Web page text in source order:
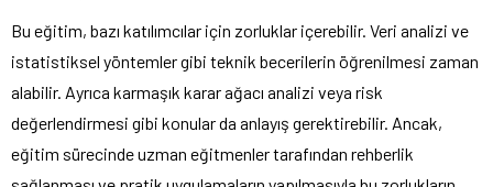
Bu eğitim, bazı katılımcılar için zorluklar içerebilir. Veri analizi ve
istatistiksel yöntemler gibi teknik becerilerin öğrenilmesi zaman
alabilir. Ayrıca karmaşık karar ağacı analizi veya risk
değerlendirmesi gibi konular da anlayış gerektirebilir. Ancak,
eğitim sürecinde uzman eğitmenler tarafından rehberlik